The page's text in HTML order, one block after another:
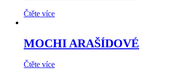
Čtěte více
MOCHI ARAŠÍDOVÉ
Čtěte více